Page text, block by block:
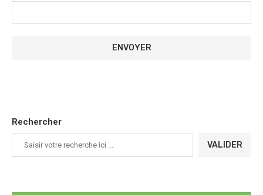
Rechercher
VALIDER